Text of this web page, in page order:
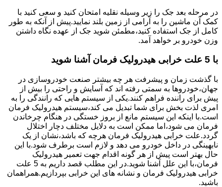
در مرحله بعد جک را زیر وسیله نقلیه امتحان کنید و سعی کنید با
کمک آن ماشین را به آرامی از زمین بلند نمایید.پیش از آنکه به طور
کامل از جک استفاده کنید،مطمئن شوید جک از عهده نگاه داشتن
وزن خودرو بر خواهد آمد.
با 5 علت خرابی هیدرولیک فرمان آشنا شوید
با گذشت زمان و پیشرفت هر چه بیشتر صنعت خودروسازی در
جهان،خودروها به سمتی رفته اند که آسایش و راحتی را بیش از
پیش برای راننده فراهم کنند.یکی از سیستم هایی که رانندگی را به
امری لذت بخش برای شما تبدیل می کند،سیستم هیدرولیک فرمان
است.با اینکه این سیستم مانع از بروز خستگی در هنگام چرخاندن
فرمان می شود،اما ممکن است به دلایل مختلف دچار اختلال
گردد.علت خرابی هیدرولیک فرمان هرچه که باشد،نشان از یک
نابهینگی در داخل خودرو می دهد و لازم است برطرف شود.با این
حال بهتر است پیش از هر گونه اقدام جهت تعمیر هیدرولیک
فرمان،با این علل آشنا شوید.در این مطلب قصد داریم به 5 علت
خرابی هیدرولیک فرمان و نشانه های این خرابی بپردازیم.همراهمان
باشید.